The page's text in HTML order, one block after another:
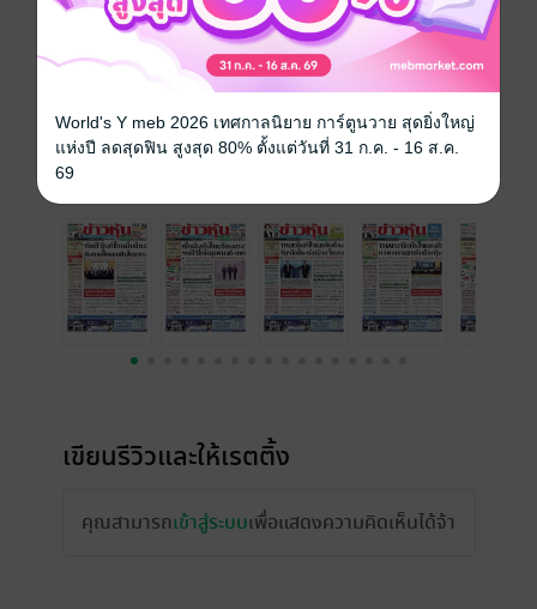
วันที่วางขาย 31 สิงหาคม 2566
ความยาว 32 หน้า
ราคาปก 15 บาท
ฉบับย้อนหลัง
เขียนรีวิวและให้เรตติ้ง
คุณสามารถเข้าสู่ระบบเพื่อแสดงความคิดเห็นได้จ้า
World's Y meb 2026 เทศกาลนิยาย การ์ตูนวาย สุดยิ่งใหญ่
แห่งปี ลดสุดฟิน สูงสุด 80% ตั้งแต่วันที่ 31 ก.ค. - 16 ส.ค.
69